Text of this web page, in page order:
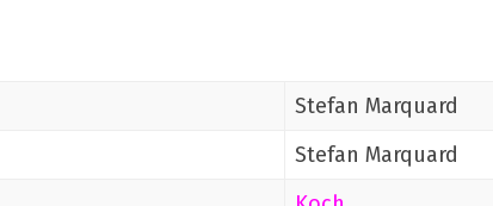
Stefan Marquard
Stefan Marquard